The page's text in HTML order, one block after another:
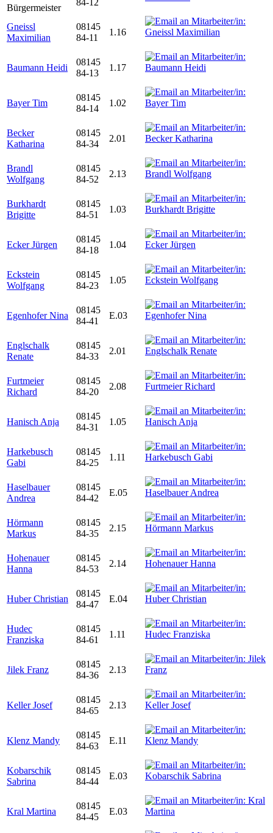
Bürgermeister
84-12
Gneissl
Maximilian
08145
84-11
1.16
Baumann Heidi
08145
84-13
1.17
Bayer Tim
08145
84-14
1.02
Becker
Katharina
08145
84-34
2.01
Brandl
Wolfgang
08145
84-52
2.13
Burkhardt
Brigitte
08145
84-51
1.03
Ecker Jürgen
08145
84-18
1.04
Eckstein
Wolfgang
08145
84-23
1.05
Egenhofer Nina
08145
84-41
E.03
Englschalk
Renate
08145
84-33
2.01
Furtmeier
Richard
08145
84-20
2.08
Hanisch Anja
08145
84-31
1.05
Harkebusch
Gabi
08145
84-25
1.11
Haselbauer
Andrea
08145
84-42
E.05
Hörmann
Markus
08145
84-35
2.15
Hohenauer
Hanna
08145
84-53
2.14
Huber Christian
08145
84-47
E.04
Hudec
Franziska
08145
84-61
1.11
Jilek Franz
08145
84-36
2.13
Keller Josef
08145
84-65
2.13
Klenz Mandy
08145
84-63
E.11
Kobarschik
Sabrina
08145
84-44
E.03
Kral Martina
08145
84-45
E.03